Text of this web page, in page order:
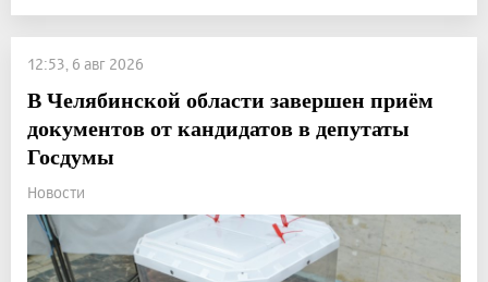
12:53, 6 авг 2026
В Челябинской области завершен приём
документов от кандидатов в депутаты
Госдумы
Новости